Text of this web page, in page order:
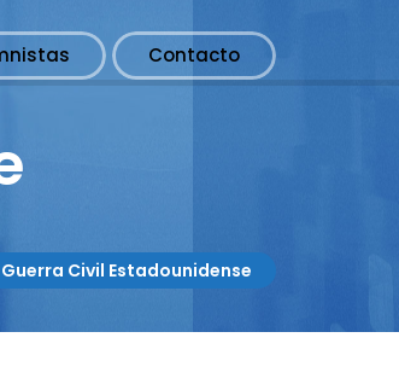
Contacto
Guerra Civil Estadounidense